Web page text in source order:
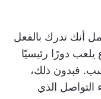
أنك تدرك بالفعل
دورًا رئيسيًا
فبدون ذلك،
التواصل الذي